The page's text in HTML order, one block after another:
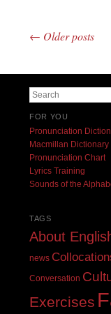
Post navigation
← Older posts
Search
FOR YOU
Pronunciation
Macmillan Dictionary
Pronunciation Chart
Lyrics Training
Sounds of the
TAGS
About
news
Conversation
Exercises